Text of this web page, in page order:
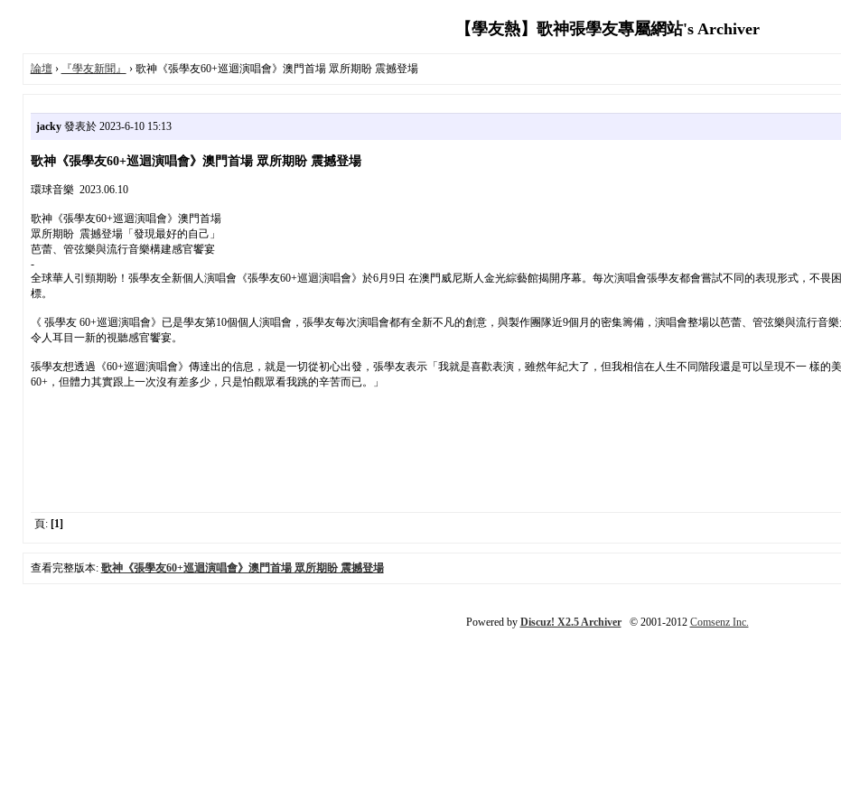
【學友熱】歌神張學友專屬網站's Archiver
論壇› 『學友新聞』 › 歌神《張學友60+巡迴演唱會》澳門首場 眾所期盼 震撼登場
jacky發表於 2023-6-10 15:13
歌神《張學友60+巡迴演唱會》澳門首場 眾所期盼 震撼登場
環球音樂 2023.06.10
歌神《張學友60+巡迴演唱會》澳門首場
眾所期盼 震撼登場「發現最好的自己」
芭蕾、管弦樂與流行音樂構建感官饗宴
-
全球華人引頸期盼！張學友全新個人演唱會《張學友60+巡迴演唱會》於6月9日 在澳門威尼斯人金光綜藝館揭開序幕。每次演唱會張學友都會嘗試不同的表現形式，不
標。
《 張學友 60+巡迴演唱會》已是學友第10個個人演唱會，張學友每次演唱會都有全新不凡的創意，與製作團隊近9個月的密集籌備，演唱會整場以芭蕾、管弦樂與流行音
令人耳目一新的視聽感官饗宴。
張學友想透過《60+巡迴演唱會》傳達出的信息，就是一切從初心出發，張學友表示「我就是喜歡表演，雖然年紀大了，但我相信在人生不同階段還是可以呈現不一 樣的
60+，但體力其實跟上一次沒有差多少，只是怕觀眾看我跳的辛苦而已。」
頁: [1]
查看完整版本: 歌神《張學友60+巡迴演唱會》澳門首場 眾所期盼 震撼登場
Powered by Discuz! X2.5 Archiver© 2001-2012 Comsenz Inc.